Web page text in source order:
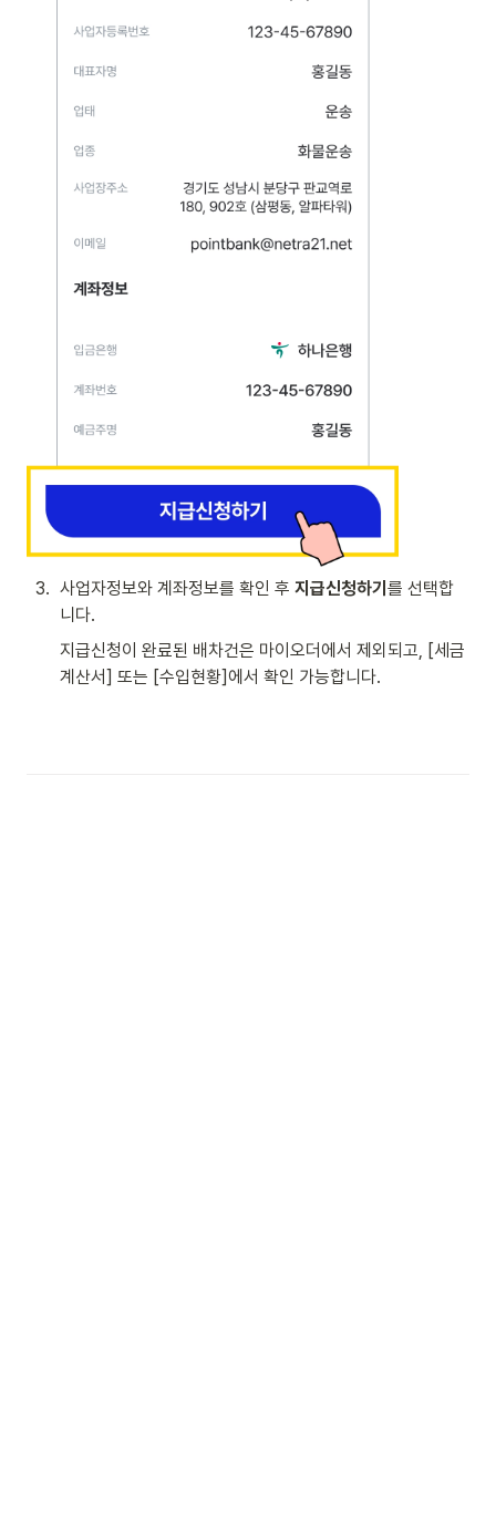
3. 사업자정보와 계좌정보를 확인 후 지급신청하기 를 선택합
니다.
지급신청이 완료된 배차건은 마이오더에서 제외되고, [세금
계산서] 또는 [수입현황]에서 확인 가능합니다.